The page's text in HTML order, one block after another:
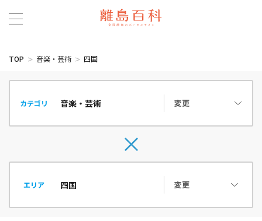
TOP 音楽・芸術 四国
カテゴリ 変更
エリア 変更